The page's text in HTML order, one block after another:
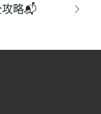
略📬